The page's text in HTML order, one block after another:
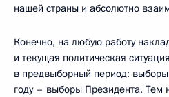
нашей страны и абсолютно
Конечно, на любую работу
и текущая политическая
в предвыборный период:
году – выборы Президента. Тем